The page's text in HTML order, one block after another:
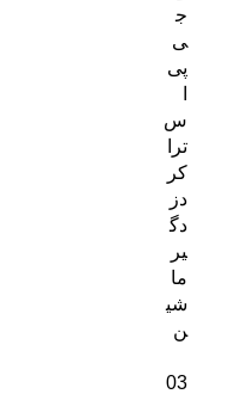
ج
ی
پی
س
ترا
کر
دز
دگ
یر
ما
شی
ن
03